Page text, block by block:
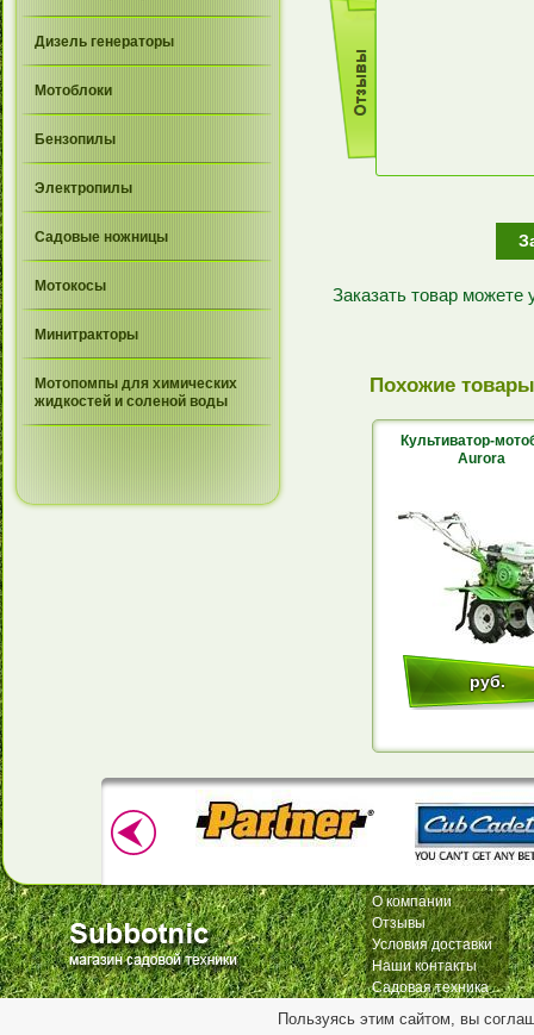
Дизель генераторы
Мотоблоки
Бензопилы
Электропилы
Садовые ножницы
Мотокосы
Минитракторы
Мотопомпы для химических
жидкостей и соленой воды
Заказать товар
Похожие товары
Культиватор-
Aurora
руб.
О компании
Отзывы
Условия доставки
Наши контакты
Садовая техника
Пользуясь этим сайтом, вы